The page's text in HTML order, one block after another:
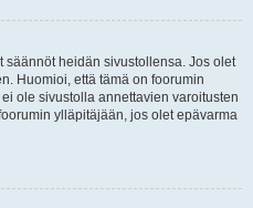
heidän sivustollensa. Jos olet
Huomioi, että tämä on foorumin
ole sivustolla annettavien varoitusten
ylläpitäjään, jos olet epävarma